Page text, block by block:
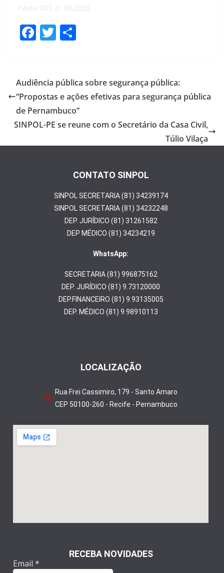
Pauta SDS 21.08.2023
F
b
o
o
k
T
er e
Audiência pública sobre segurança pública:
“Propostas e ações efetivas para segurança pública
de Pernambuco”
SINPOL-PE se reune com o Secretário da Casa Civil,
Túlio Vilaça
CONTATO SINPOL
SINPOL SECRETARIA (81) 34239174
SINPOL SECRETARIA (81) 34232248
DEP. JURÍDICO (81) 31261582
DEP MÉDICO (81) 34234219
WhatsApp:
SECRETARIA (81) 996875162
DEP. JURÍDICO (81) 9.73120000
DEP.FINANCEIRO (81) 9.93135005
DEP. MÉDICO (81) 9.98910113
LOCALIZAÇÃO
Rua Frei Cassimiro, 179 - Santo Amaro
CEP 50100-260 - Recife - Pernambuco
RECEBA NOVIDADES
Email *